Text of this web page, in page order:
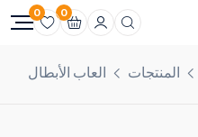
0
0
المنتجات العاب الأبطال